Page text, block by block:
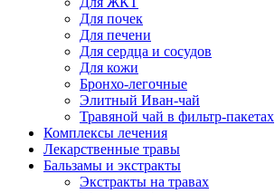
Для почек
Для печени
Для сердца и сосудов
Для кожи
Бронхо-легочные
Элитный Иван-чай
Травяной чай в фильтр-пакетах
Комплексы лечения
Лекарственные травы
Бальзамы и экстракты
Экстракты на травах